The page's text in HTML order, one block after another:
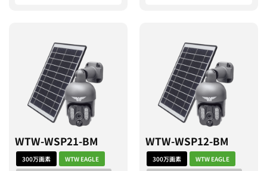
WTW-WSP21-BM
300万画素
WTW EAGLE
WTW-WSP12-BM
300万画素
WTW EAGLE